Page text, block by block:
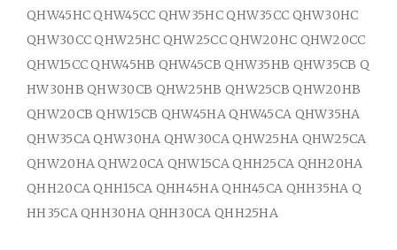
QHW45HC QHW45CC QHW35HC QHW35CC QHW30HC
QHW30CC QHW25HC QHW25CC QHW20HC QHW20CC
QHW15CC QHW45HB QHW45CB QHW35HB QHW35CB Q
HW30HB QHW30CB QHW25HB QHW25CB QHW20HB
QHW20CB QHW15CB QHW45HA QHW45CA QHW35HA
QHW35CA QHW30HA QHW30CA QHW25HA QHW25CA
QHW20HA QHW20CA QHW15CA QHH25CA QHH20HA
QHH20CA QHH15CA QHH45HA QHH45CA QHH35HA Q
HH35CA QHH30HA QHH30CA QHH25HA